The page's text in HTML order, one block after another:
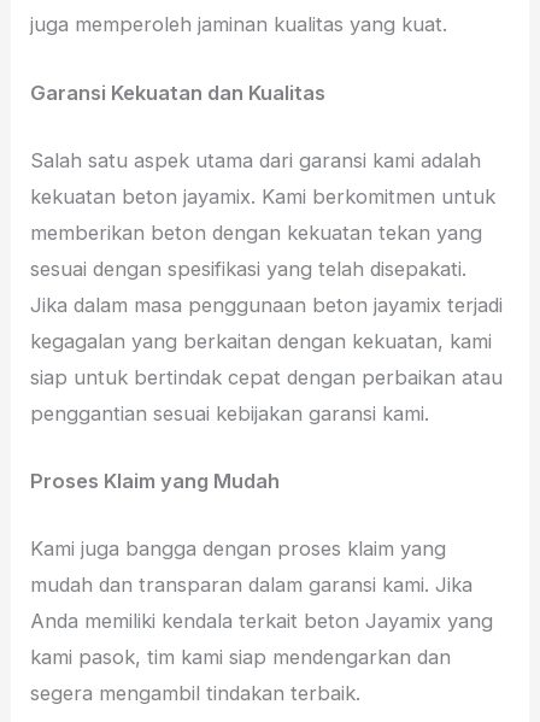
juga memperoleh jaminan kualitas yang kuat.
Garansi Kekuatan dan Kualitas
Salah satu aspek utama dari garansi kami adalah
kekuatan beton jayamix. Kami berkomitmen untuk
memberikan beton dengan kekuatan tekan yang
sesuai dengan spesifikasi yang telah disepakati.
Jika dalam masa penggunaan beton jayamix terjadi
kegagalan yang berkaitan dengan kekuatan, kami
siap untuk bertindak cepat dengan perbaikan atau
penggantian sesuai kebijakan garansi kami.
Proses Klaim yang Mudah
Kami juga bangga dengan proses klaim yang
mudah dan transparan dalam garansi kami. Jika
Anda memiliki kendala terkait beton Jayamix yang
kami pasok, tim kami siap mendengarkan dan
segera mengambil tindakan terbaik.